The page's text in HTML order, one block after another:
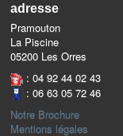
adresse
Pramouton
La Piscine
05200 Les Orres
: 04 92 44 02 43
: 06 63 05 72 46
Notre Brochure
Mentions légales